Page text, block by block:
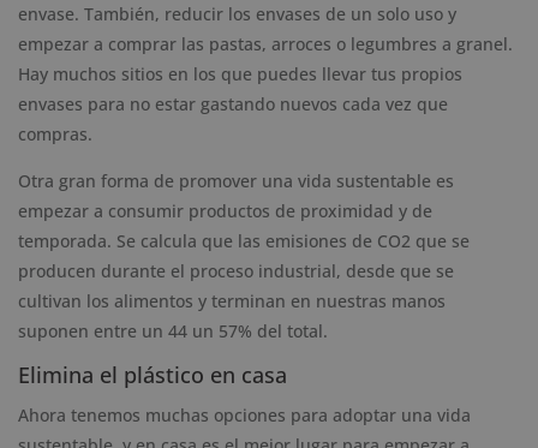
envase. También, reducir los envases de un solo uso y
empezar a comprar las pastas, arroces o legumbres a granel.
Hay muchos sitios en los que puedes llevar tus propios
envases para no estar gastando nuevos cada vez que
compras.
Otra gran forma de promover una vida sustentable es
empezar a consumir productos de proximidad y de
temporada. Se calcula que las emisiones de CO2 que se
producen durante el proceso industrial, desde que se
cultivan los alimentos y terminan en nuestras manos
suponen entre un 44 un 57% del total.
Elimina el plástico en casa
Ahora tenemos muchas opciones para adoptar una vida